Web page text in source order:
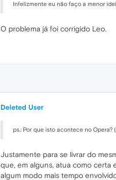
Infelizmente eu não faço a menor
O problema já foi corrigido Leo.
Deleted User
ps.: Por que isto acontece no
Justamente para se livrar do
que, em alguns, atua como
algum modo mais tempo